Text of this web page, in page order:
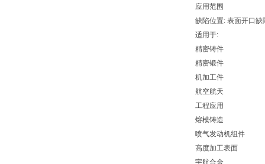
应用范围
缺陷位置: 表面开口缺
适用于:
精密铸件
精密锻件
机加工件
航空航天
工程应用
熔模铸造
喷气发动机组件
高度加工表面
宇航合金